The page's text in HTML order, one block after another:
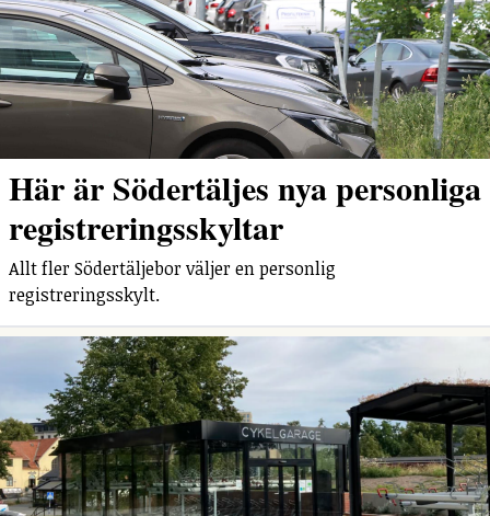
Här är Södertäljes nya personliga
registreringsskyltar
Allt fler Södertäljebor väljer en personlig
registreringsskylt.